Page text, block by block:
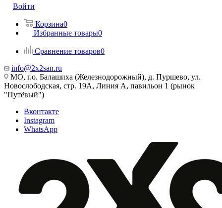
Войти
Корзина0
Избранные товары0
Сравнение товаров0
info@2x2san.ru
МО, г.о. Балашиха (Железнодорожный), д. Пуршево, ул.
Новослободская, стр. 19А, Линия А, павильон 1 (рынок
"Путёвый")
Вконтакте
Instagram
WhatsApp